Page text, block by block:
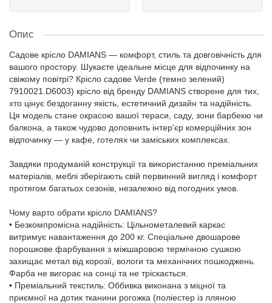
Опис
Садове крісло DAMIANS — комфорт, стиль та довговічність для
вашого простору. Шукаєте ідеальне місце для відпочинку на
свіжому повітрі? Крісло садове Verde (темно зелений)
7910021.D6003) крісло від бренду DAMIANS створене для тих,
хто цінує бездоганну якість, естетичний дизайн та надійність.
Ця модель стане окрасою вашої тераси, саду, зони барбекю чи
балкона, а також чудово доповнить інтер'єр комерційних зон
відпочинку — у кафе, готелях чи заміських комплексах.
Завдяки продуманій конструкції та використанню преміальних
матеріалів, меблі зберігають свій первинний вигляд і комфорт
протягом багатьох сезонів, незалежно від погодних умов.
Чому варто обрати крісло DAMIANS?
• Безкомпромісна надійність: Цільнометалевий каркас
витримує навантаження до 200 кг. Спеціальне двошарове
порошкове фарбування з міжшаровою термічною сушкою
захищає метал від корозії, вологи та механічних пошкоджень.
Фарба не вигорає на сонці та не тріскається.
• Преміальний текстиль: Оббивка виконана з міцної та
приємної на дотик тканини рогожка (поліестер із лляною